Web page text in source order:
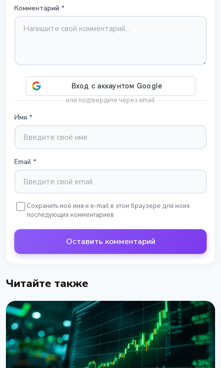
Комментарий *
или подтвердите через email
Имя *
Email *
Сохранить моё имя и e-mail в этом браузере для моих
последующих комментариев
Оставить комментарий
Читайте также